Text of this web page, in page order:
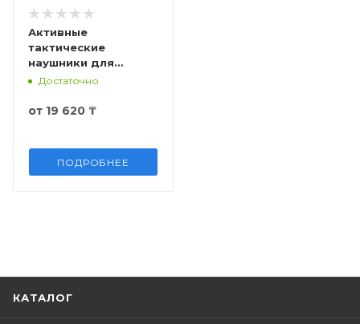
Активные
тактические
наушники для
стрельбы и охоты,
Достаточно
от 19 620 ₸
ПОДРОБНЕЕ
КАТАЛОГ